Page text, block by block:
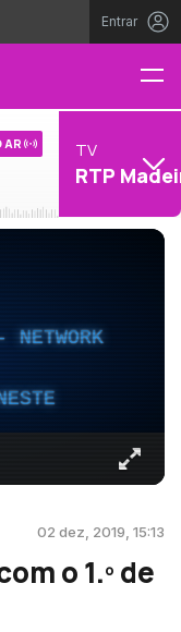
Entrar
AR TV
RTP
02 dez, 2019, 15:13
o 1.º de